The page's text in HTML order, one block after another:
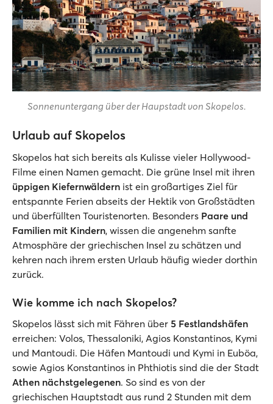
Sonnenuntergang über der Haupstadt von Skopelos.
Urlaub auf Skopelos
Skopelos hat sich bereits als Kulisse vieler Hollywood-
Filme einen Namen gemacht. Die grüne Insel mit ihren
üppigen Kiefernwäldern ist ein großartiges Ziel für
entspannte Ferien abseits der Hektik von Großstädten
und überfüllten Touristenorten. Besonders Paare und
Familien mit Kindern, wissen die angenehm sanfte
Atmosphäre der griechischen Insel zu schätzen und
kehren nach ihrem ersten Urlaub häufig wieder dorthin
zurück.
Wie komme ich nach Skopelos?
Skopelos lässt sich mit Fähren über 5 Festlandshäfen
erreichen: Volos, Thessaloniki, Agios Konstantinos, Kymi
und Mantoudi. Die Häfen Mantoudi und Kymi in Euböa,
sowie Agios Konstantinos in Phthiotis sind die der Stadt
Athen nächstgelegenen. So sind es von der
griechischen Hauptstadt aus rund 2 Stunden mit dem